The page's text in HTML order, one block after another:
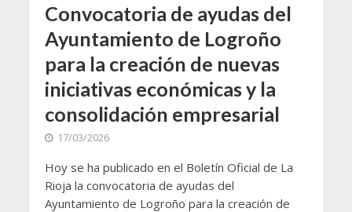
Convocatoria de ayudas del
Ayuntamiento de Logroño
para la creación de nuevas
iniciativas económicas y la
consolidación empresarial
17/03/2026
Hoy se ha publicado en el Boletín Oficial de La
Rioja la convocatoria de ayudas del
Ayuntamiento de Logroño para la creación de